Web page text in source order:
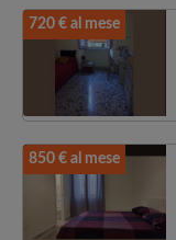
720 € al mese
850 € al mese